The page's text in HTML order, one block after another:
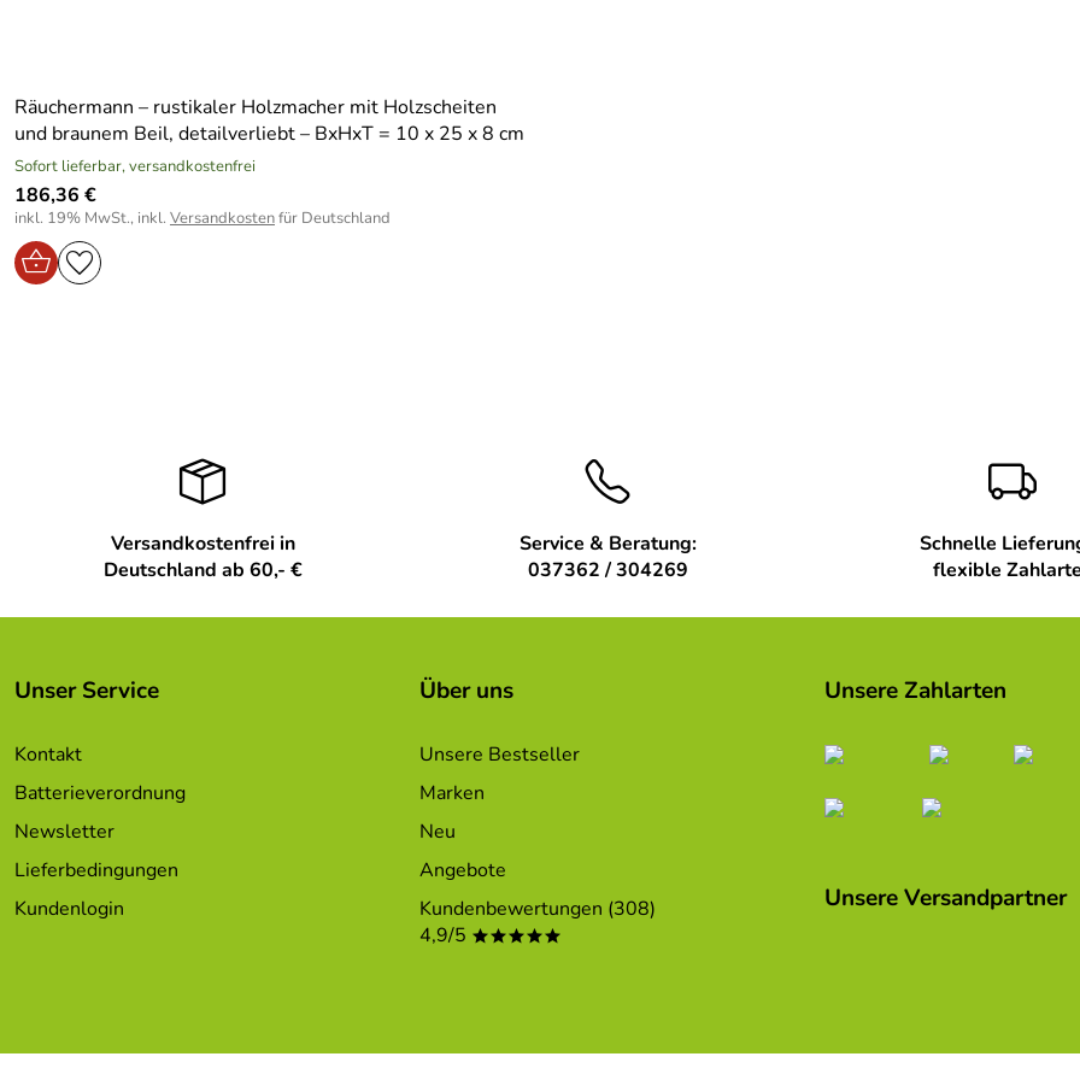
Räuchermann – rustikaler Holzmacher mit Holzscheiten
und braunem Beil, detailverliebt – BxHxT = 10 x 25 x 8 cm
Sofort lieferbar, versandkostenfrei
186,36 €
inkl. 19% MwSt., inkl. Versandkostenfür Deutschland
Versandkostenfrei in
Deutschland ab 60,- €
Service & Beratung:
037362 / 304269
Schnelle
flexible
Unser Service
Kontakt
Batterieverordnung
Newsletter
Lieferbedingungen
Kundenlogin
Über uns
Unsere Bestseller
Marken
Neu
Angebote
Kundenbewertungen (308)
4,9/5 *****
Unsere Zahlarten
Unsere Versandpartner